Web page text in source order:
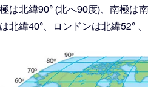
は北緯90° (北へ90度)、南極は
北緯40°、ロンドンは北緯52°